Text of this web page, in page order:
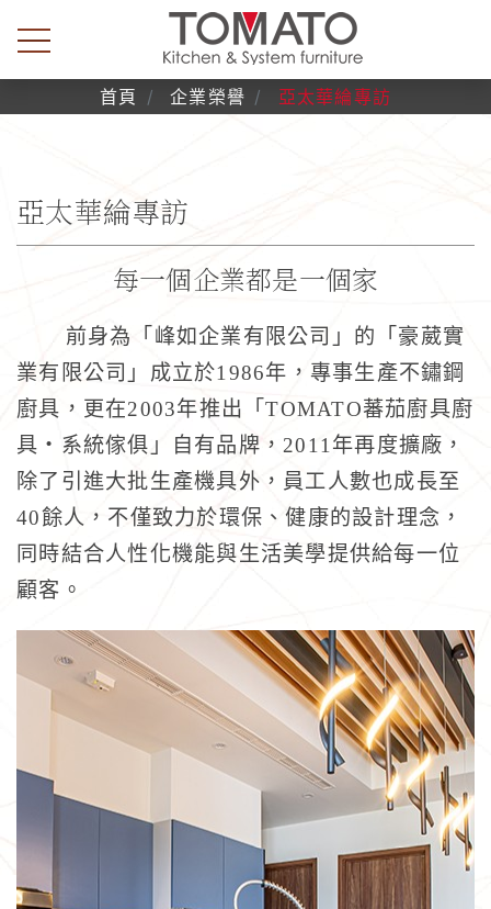
首頁 企業榮譽 亞太華綸專訪
亞太華綸專訪
每一個企業都是一個家
前身為「峰如企業有限公司」的「豪葳實
業有限公司」成立於1986年，專事生產不鏽鋼
廚具，更在2003年推出「TOMATO蕃茄廚具廚
具‧系統傢俱」自有品牌，2011年再度擴廠，
除了引進大批生產機具外，員工人數也成長至
40餘人，不僅致力於環保、健康的設計理念，
同時結合人性化機能與生活美學提供給每一位
顧客。